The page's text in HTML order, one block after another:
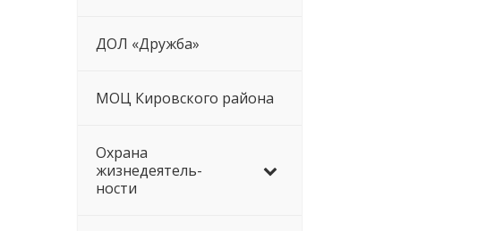
ДОЛ «Дружба»
МОЦ Кировского района
Охрана
жизнедеятель-
ности